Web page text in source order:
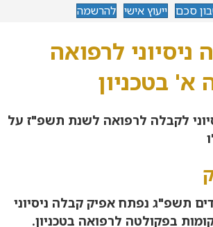
סכם ייעוץ אישי להרשמה
לרפואה
א' בטכניון
לקבלה לרפואה לשנת תשפ"ז על
תשפ"ג נפתח אפיק קבלה ניסיוני
בפקולטה לרפואה בטכניון.